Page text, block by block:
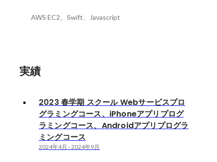
AWS EC2、Swift、Javascript
実績
2023 春学期 スクール Webサービスプロ
グラミングコース、iPhoneアプリプログ
ラミングコース、Androidアプリプログラ
ミングコース
2024年4月 -2024年9月